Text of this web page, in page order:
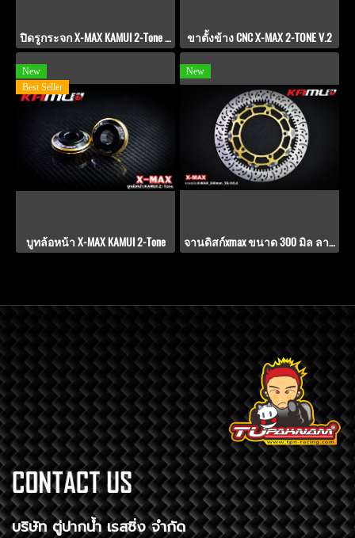
ปิดรูกระจก X-MAX KAMUI 2-Tone สีชมพู ขาตั้งข้าง CNC X-MAX 2-TONE V.2
New
Best Seller
บูทล้อหน้า X-MAX KAMUI 2-Tone
New
จานดิสก์xmax ขนาด 300 มิล ลาย TD-V.9.1
บริษัท ตู่ปากน้ำ เรสซิ่ง จำกัด